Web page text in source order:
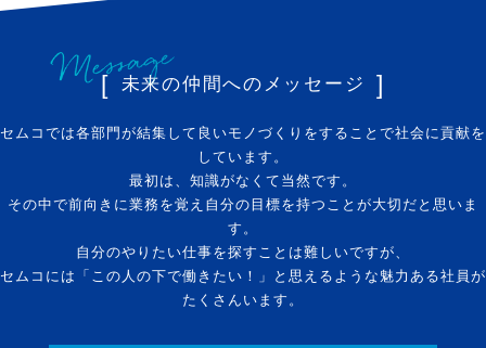
未来の仲間へのメッセージ
セムコでは各部門が結集して良いモノづくりをすることで社会に貢献を
しています。
最初は、知識がなくて当然です。
その中で前向きに業務を覚え自分の目標を持つことが大切だと思いま
す。
自分のやりたい仕事を探すことは難しいですが、
セムコには「この人の下で働きたい！」と思えるような魅力ある社員が
たくさんいます。